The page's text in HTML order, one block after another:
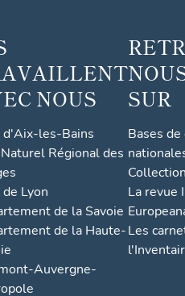
NOUS
les-Bains
Régional des
Lyon
de la Savoie
de la Haute-
Auvergne-
SUR
Bases
La revue
Les